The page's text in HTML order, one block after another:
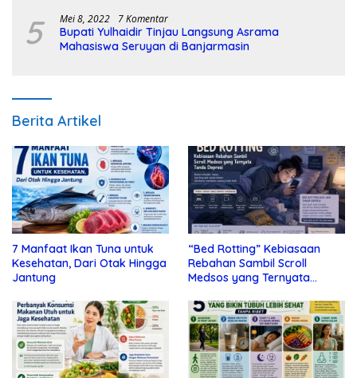
5 Mei 8, 2022 7 Komentar
Bupati Yulhaidir Tinjau Langsung Asrama
Mahasiswa Seruyan di Banjarmasin
Berita Artikel
7 Manfaat Ikan Tuna untuk
Kesehatan, Dari Otak Hingga
Jantung
“Bed Rotting” Kebiasaan
Rebahan Sambil Scroll
Medsos yang Ternyata